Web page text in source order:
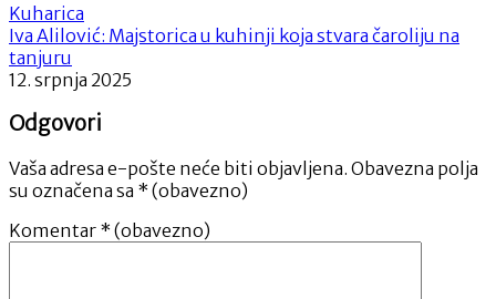
Kuharica
Iva Alilović: Majstorica u kuhinji koja stvara čaroliju na
tanjuru
12. srpnja 2025
Odgovori
Vaša adresa e-pošte neće biti objavljena. Obavezna polja
su označena sa * (obavezno)
Komentar * (obavezno)